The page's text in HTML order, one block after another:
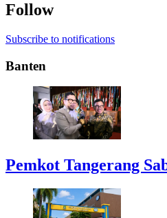
Follow
Subscribe to notifications
Banten
Pemkot Tangerang